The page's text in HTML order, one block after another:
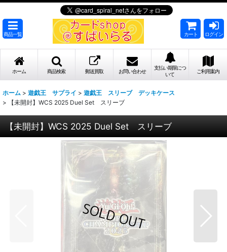
商品一覧 カート ログイン
ホーム 商品検索 郵送買取 お問い合わせ
支払い期限につ
いて
ご利用案内
ホーム > 遊戯王 サプライ > 遊戯王 スリーブ デッキケース
>
【未開封】WCS 2025 Duel Set スリーブ
【未開封】WCS 2025 Duel Set スリーブ